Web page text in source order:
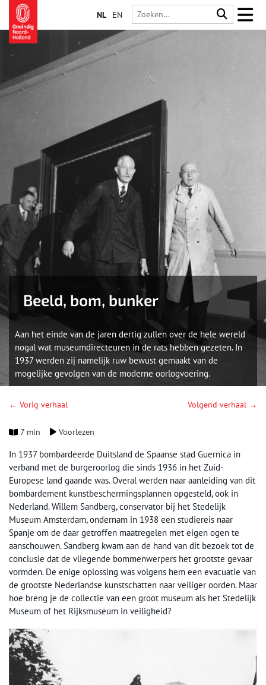
NL EN
Beeld, bom, bunker
Aan het einde van de jaren dertig zullen over de hele wereld
nogal wat museumdirecteuren in de rats hebben gezeten. In
1937 werden zij namelijk ruw bewust gemaakt van de
mogelijke gevolgen van de moderne oorlogvoering.
← Vorig verhaal Volgend verhaal →
7 min Voorlezen
In 1937 bombardeerde Duitsland de Spaanse stad Guernica in
verband met de burgeroorlog die sinds 1936 in het Zuid-
Europese land gaande was. Overal werden naar aanleiding van dit
bombardement kunstbeschermingsplannen opgesteld, ook in
Nederland. Willem Sandberg, conservator bij het Stedelijk
Museum Amsterdam, ondernam in 1938 een studiereis naar
Spanje om de daar getroffen maatregelen met eigen ogen te
aanschouwen. Sandberg kwam aan de hand van dit bezoek tot de
conclusie dat de vliegende bommenwerpers het grootste gevaar
vormden. De enige oplossing was volgens hem een evacuatie van
de grootste Nederlandse kunstschatten naar veiliger oorden. Maar
hoe breng je de collectie van een groot museum als het Stedelijk
Museum of het Rijksmuseum in veiligheid?